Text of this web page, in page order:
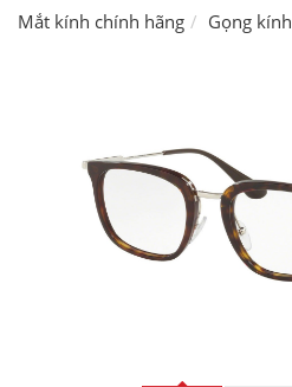
Mắt kính chính hãng Gọng kính